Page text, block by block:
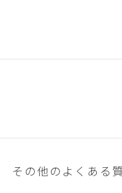
その他のよくある